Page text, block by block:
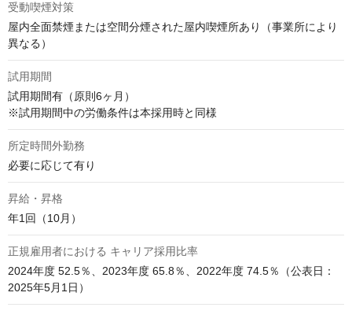
受動喫煙対策
屋内全面禁煙または空間分煙された屋内喫煙所あり（事業所により
異なる）
試用期間
試用期間有（原則6ヶ月）
※試用期間中の労働条件は本採用時と同様
所定時間外勤務
必要に応じて有り
昇給・昇格
年1回（10月）
正規雇用者における キャリア採用比率
2024年度 52.5％、2023年度 65.8％、2022年度 74.5％（公表日：
2025年5月1日）